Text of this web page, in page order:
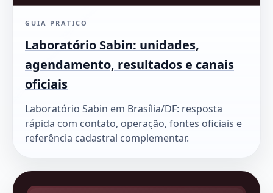
GUIA PRATICO
Laboratório Sabin: unidades,
agendamento, resultados e canais
oficiais
Laboratório Sabin em Brasília/DF: resposta
rápida com contato, operação, fontes oficiais e
referência cadastral complementar.